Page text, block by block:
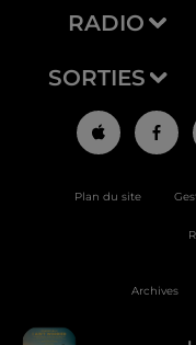
RADIO
SORTIES
Plan du site
Archives